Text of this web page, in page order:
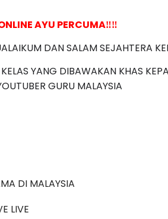
AYU PERCUMA‼️‼️
DAN SALAM SEJAHTERA
YANG DIBAWAKAN KHAS
GURU MALAYSIA
DI MALAYSIA
LIVE